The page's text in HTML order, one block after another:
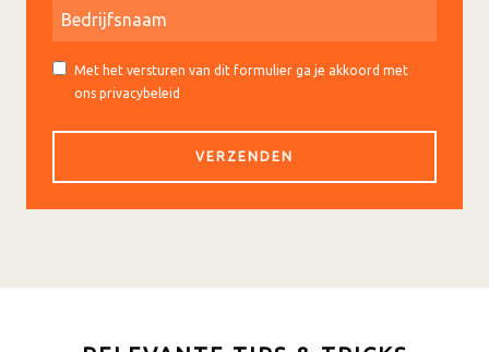
Met het versturen van dit formulier ga je akkoord met
ons privacybeleid